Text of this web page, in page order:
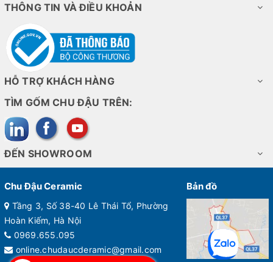
THÔNG TIN VÀ ĐIỀU KHOẢN
HỖ TRỢ KHÁCH HÀNG
TÌM GỐM CHU ĐẬU TRÊN:
ĐẾN SHOWROOM
Chu Đậu Ceramic
Tầng 3, Số 38-40 Lê Thái Tổ, Phường
Hoàn Kiếm, Hà Nội
0969.655.095
online.chudaucderamic@gmail.com
Bản đồ